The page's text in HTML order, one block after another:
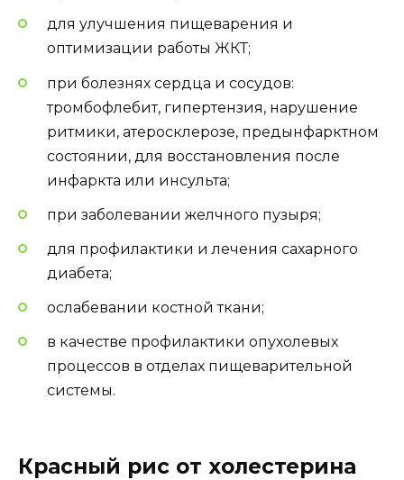
для улучшения пищеварения и
оптимизации работы ЖКТ;
при болезнях сердца и сосудов:
тромбофлебит, гипертензия, нарушение
ритмики, атеросклерозе, предынфарктном
состоянии, для восстановления после
инфаркта или инсульта;
при заболевании желчного пузыря;
для профилактики и лечения сахарного
диабета;
ослабевании костной ткани;
в качестве профилактики опухолевых
процессов в отделах пищеварительной
системы.
Красный рис от холестерина